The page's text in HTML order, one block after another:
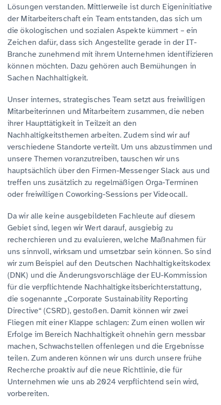
Lösungen verstanden. Mittlerweile ist durch Eigeninitiative
der Mitarbeiterschaft ein Team entstanden, das sich um
die ökologischen und sozialen Aspekte kümmert – ein
Zeichen dafür, dass sich Angestellte gerade in der IT-
Branche zunehmend mit ihrem Unternehmen identifizieren
können möchten. Dazu gehören auch Bemühungen in
Sachen Nachhaltigkeit.
Unser internes, strategisches Team setzt aus freiwilligen
Mitarbeiterinnen und Mitarbeitern zusammen, die neben
ihrer Haupttätigkeit in Teilzeit an den
Nachhaltigkeitsthemen arbeiten. Zudem sind wir auf
verschiedene Standorte verteilt. Um uns abzustimmen und
unsere Themen voranzutreiben, tauschen wir uns
hauptsächlich über den Firmen-Messenger Slack aus und
treffen uns zusätzlich zu regelmäßigen Orga-Terminen
oder freiwilligen Coworking-Sessions per Videocall.
Da wir alle keine ausgebildeten Fachleute auf diesem
Gebiet sind, legen wir Wert darauf, ausgiebig zu
recherchieren und zu evaluieren, welche Maßnahmen für
uns sinnvoll, wirksam und umsetzbar sein können. So sind
wir zum Beispiel auf den Deutschen Nachhaltigkeitskodex
(DNK) und die Änderungsvorschläge der EU-Kommission
für die verpflichtende Nachhaltigkeitsberichterstattung,
die sogenannte „Corporate Sustainability Reporting
Directive“ (CSRD), gestoßen. Damit können wir zwei
Fliegen mit einer Klappe schlagen: Zum einen wollen wir
Erfolge im Bereich Nachhaltigkeit ohnehin gern messbar
machen, Schwachstellen offenlegen und die Ergebnisse
teilen. Zum anderen können wir uns durch unsere frühe
Recherche proaktiv auf die neue Richtlinie, die für
Unternehmen wie uns ab 2024 verpflichtend sein wird,
vorbereiten.